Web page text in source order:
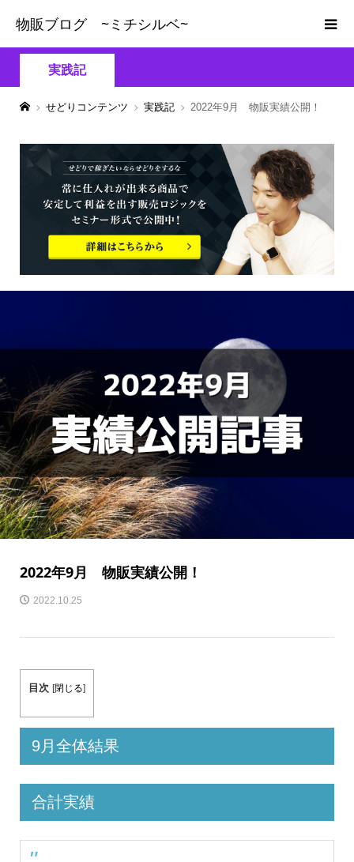
物販ブログ ~ミチシルベ~
実践記
せどりコンテンツ 実践記 2022年9月 物販実績公開！
2022年9月 物販実績公開！
2022.10.25
目次 [閉じる]
9月全体結果
合計実績